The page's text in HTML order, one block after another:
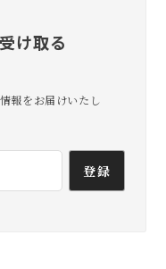
した😊
いろいろ使
ね！ たくさ
け取る
報をお届けいたし
登録